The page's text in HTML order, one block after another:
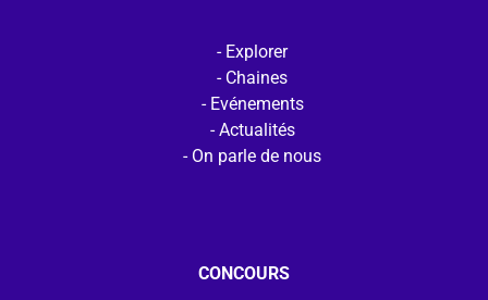
Explorer
Chaines
Evénements
Actualités
On parle de nous
CONCOURS